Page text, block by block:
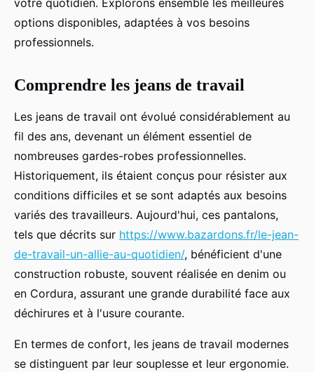
votre quotidien. Explorons ensemble les meilleures
options disponibles, adaptées à vos besoins
professionnels.
Comprendre les jeans de travail
Les jeans de travail ont évolué considérablement au
fil des ans, devenant un élément essentiel de
nombreuses gardes-robes professionnelles.
Historiquement, ils étaient conçus pour résister aux
conditions difficiles et se sont adaptés aux besoins
variés des travailleurs. Aujourd'hui, ces pantalons,
tels que décrits sur https://www.bazardons.fr/le-jean-
de-travail-un-allie-au-quotidien/, bénéficient d'une
construction robuste, souvent réalisée en denim ou
en Cordura, assurant une grande durabilité face aux
déchirures et à l'usure courante.
En termes de confort, les jeans de travail modernes
se distinguent par leur souplesse et leur ergonomie.